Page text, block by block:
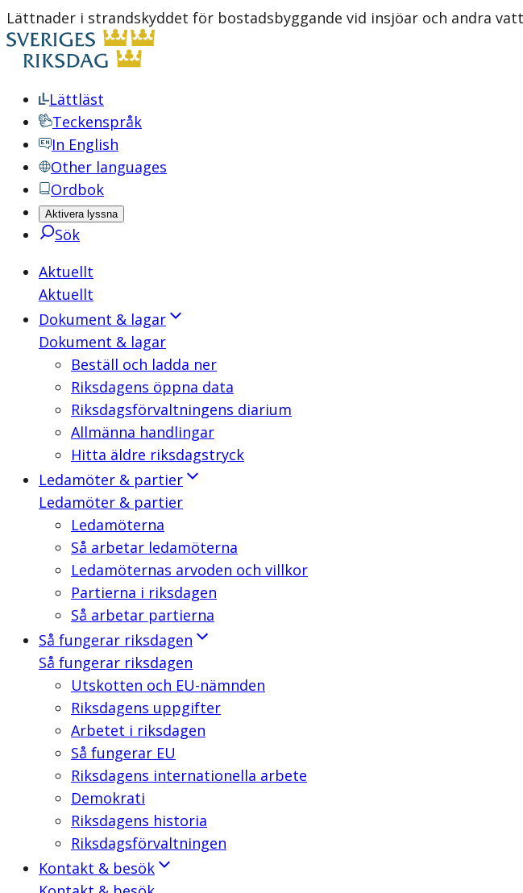
Lättnader i strandskyddet för bostadsbyggande vid insjöar och andra
Lättläst
Teckenspråk
In English
Other languages
Ordbok
Aktivera lyssna
Sök
Aktuellt
Aktuellt
Dokument & lagar
Dokument & lagar
Beställ och ladda ner
Riksdagens öppna data
Riksdagsförvaltningens diarium
Allmänna handlingar
Hitta äldre riksdagstryck
Ledamöter & partier
Ledamöter & partier
Ledamöterna
Så arbetar ledamöterna
Ledamöternas arvoden och villkor
Partierna i riksdagen
Så arbetar partierna
Så fungerar riksdagen
Så fungerar riksdagen
Utskotten och EU-nämnden
Riksdagens uppgifter
Arbetet i riksdagen
Så fungerar EU
Riksdagens internationella arbete
Demokrati
Riksdagens historia
Riksdagsförvaltningen
Kontakt & besök